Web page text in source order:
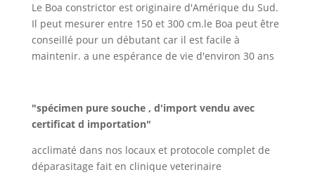
Le Boa constrictor est originaire d'Amérique du Sud.
Il peut mesurer entre 150 et 300 cm.le Boa peut être
conseillé pour un débutant car il est facile à
maintenir. a une espérance de vie d'environ 30 ans
"spécimen pure souche , d'import vendu avec
certificat d importation"
acclimaté dans nos locaux et protocole complet de
déparasitage fait en clinique veterinaire